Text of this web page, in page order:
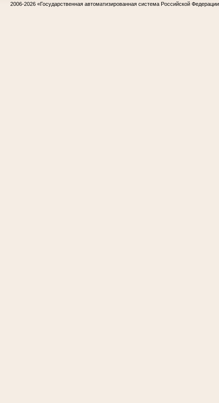
2006-2026 «Государственная автоматизированная система Российской